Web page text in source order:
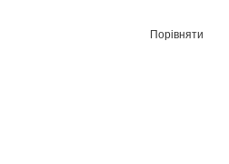
Порівняти